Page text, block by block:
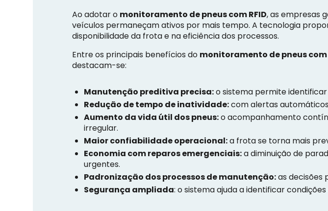
Ao adotar o monitoramento de pneus com RFID, as empresas
veículos permaneçam ativos por mais tempo. A tecnologia
disponibilidade da frota e na eficiência dos processos.
Entre os principais benefícios do monitoramento de pneus com
destacam-se:
Manutenção preditiva precisa:o sistema permite
Redução de tempo de inatividade:com alertas
Aumento da vida útil dos pneus:o acompanhamento
irregular.
Maior confiabilidade operacional:a frota se torna mais
Economia com reparos emergenciais:a diminuição de
urgentes.
Padronização dos processos de manutenção:as decisões
Segurança ampliada: o sistema ajuda a identificar